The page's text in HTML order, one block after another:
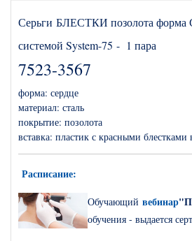
Серьги БЛЕСТКИ позолота форма
системой System-75 - 1 пара
7523-3567
форма: сердце
материал: сталь
покрытие: позолота
вставка: пластик с красными блестками
Расписание:
Обучающий вебинар
обучения - выдается